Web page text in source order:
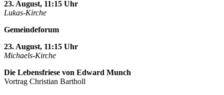
23. August, 11:15 Uhr
Lukas-Kirche
Gemeindeforum
23. August, 11:15 Uhr
Michaels-Kirche
Die Lebensfriese von Edward Munch
Vortrag Christian Bartholl